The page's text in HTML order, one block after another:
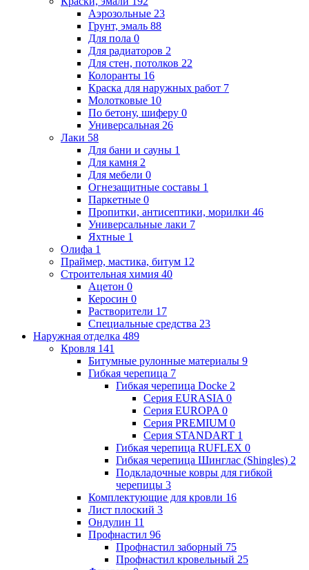
Аэрозольные 23
Грунт, эмаль 88
Для пола 0
Для радиаторов 2
Для стен, потолков 22
Колоранты 16
Краска для наружных работ 7
Молотковые 10
По бетону, шиферу 0
Универсальная 26
Лаки 58
Для бани и сауны 1
Для камня 2
Для мебели 0
Огнезащитные составы 1
Паркетные 0
Пропитки, антисептики, морилки 46
Универсальные лаки 7
Яхтные 1
Олифа 1
Праймер, мастика, битум 12
Строительная химия 40
Ацетон 0
Керосин 0
Растворители 17
Специальные средства 23
Наружная отделка 489
Кровля 141
Битумные рулонные материалы 9
Гибкая черепица 7
Гибкая черепица Docke 2
Серия EURASIA 0
Серия EUROPA 0
Серия PREMIUM 0
Серия STANDART 1
Гибкая черепица RUFLEX 0
Гибкая черепица Шинглас (Shingles) 2
Подкладочные ковры для гибкой
черепицы 3
Комплектующие для кровли 16
Лист плоский 3
Ондулин 11
Профнастил 96
Профнастил заборный 75
Профнастил кровельный 25